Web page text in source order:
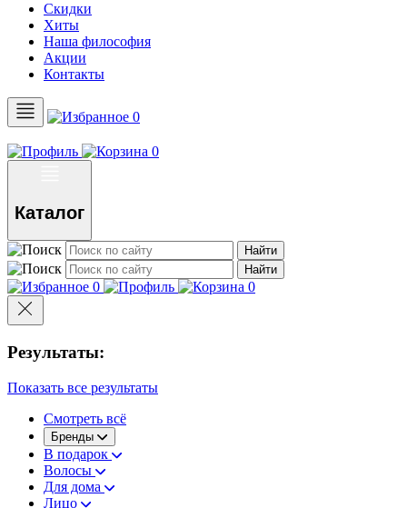
Скидки
Хиты
Наша философия
Акции
Контакты
0
0
Каталог
Найти
Найти
0 0
Результаты:
Показать все результаты
Смотреть всё
Бренды
В подарок
Волосы
Для дома
Лицо